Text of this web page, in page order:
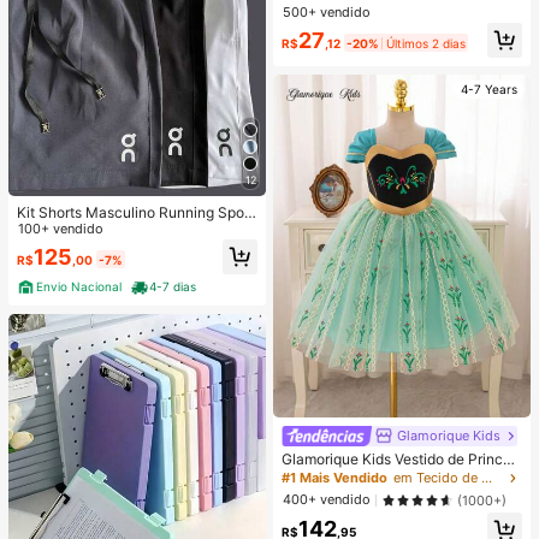
12
Kit Shorts Masculino Running Sport
Fit Academia Treino
100+ vendido
R$125 ,00 -7%
Envio Nacional
4-7 dias
ola Redonda com Estampa Floral 3
ilo Casual e Confortável, Adequado
Volta às Aulas, Estilo Feminino, Rela
xado
500+ vendido
R$27 ,12 -20% Últimos 2 dias
4-7 Years
Glamorique Kids
Glamorique Kids Vestido de Princes
a para Menina Jovem, Vestido de P
rincesa de Tule Verde, Festa de Ani
versário, Vestido Formal de Casame
nto e Feriado, Roupa de Festa, Pain
#1 Mais Vendido
em Tecido de malha Roupas de festa para meninas
400+ vendido
(1000+)
R$142,95